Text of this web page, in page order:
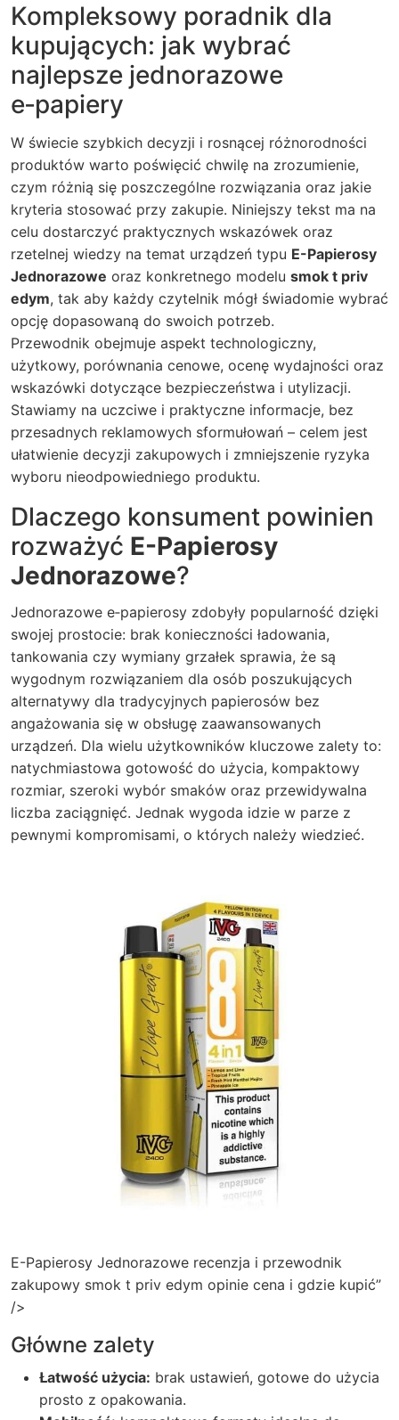
Kompleksowy poradnik dla
kupujących: jak wybrać
najlepsze jednorazowe
e‑papiery
W świecie szybkich decyzji i rosnącej różnorodności
produktów warto poświęcić chwilę na zrozumienie,
czym różnią się poszczególne rozwiązania oraz jakie
kryteria stosować przy zakupie. Niniejszy tekst ma na
celu dostarczyć praktycznych wskazówek oraz
rzetelnej wiedzy na temat urządzeń typu E-Papierosy
Jednorazowe oraz konkretnego modelu smok t priv
edym, tak aby każdy czytelnik mógł świadomie wybrać
opcję dopasowaną do swoich potrzeb.
Przewodnik obejmuje aspekt technologiczny,
użytkowy, porównania cenowe, ocenę wydajności oraz
wskazówki dotyczące bezpieczeństwa i utylizacji.
Stawiamy na uczciwe i praktyczne informacje, bez
przesadnych reklamowych sformułowań – celem jest
ułatwienie decyzji zakupowych i zmniejszenie ryzyka
wyboru nieodpowiedniego produktu.
Dlaczego konsument powinien
rozważyć E-Papierosy
Jednorazowe?
Jednorazowe e‑papierosy zdobyły popularność dzięki
swojej prostocie: brak konieczności ładowania,
tankowania czy wymiany grzałek sprawia, że są
wygodnym rozwiązaniem dla osób poszukujących
alternatywy dla tradycyjnych papierosów bez
angażowania się w obsługę zaawansowanych
urządzeń. Dla wielu użytkowników kluczowe zalety to:
natychmiastowa gotowość do użycia, kompaktowy
rozmiar, szeroki wybór smaków oraz przewidywalna
liczba zaciągnięć. Jednak wygoda idzie w parze z
pewnymi kompromisami, o których należy wiedzieć.
E-Papierosy Jednorazowe recenzja i przewodnik
zakupowy smok t priv edym opinie cena i gdzie kupić”
/>
Główne zalety
Łatwość użycia: brak ustawień, gotowe do użycia
prosto z opakowania.